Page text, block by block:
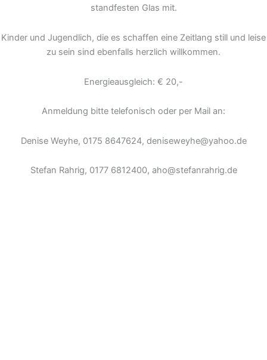
standfesten Glas mit.
Kinder und Jugendlich, die es schaffen eine Zeitlang still und leise
zu sein sind ebenfalls herzlich willkommen.
Energieausgleich: € 20,-
Anmeldung bitte telefonisch oder per Mail an:
Denise Weyhe, 0175 8647624, deniseweyhe@yahoo.de
Stefan Rahrig, 0177 6812400, aho@stefanrahrig.de